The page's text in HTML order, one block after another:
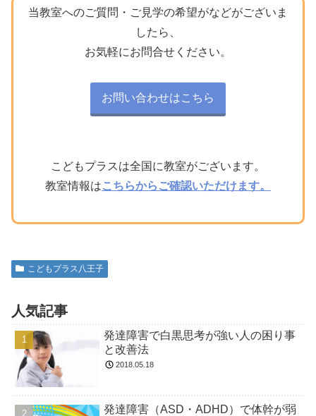
当教室へのご質問・ご見学の希望がなどがございま
したら、
お気軽にお問合せください。
お問い合わせはこちら
こどもプラスは全国に教室がございます。
教室情報はこちらからご確認いただけます。
こどもプラス八王子
人気記事
発達障害で白黒思考が強い人の困り事
と改善法
2018.05.18
発達障害（ASD・ADHD）で体幹が弱